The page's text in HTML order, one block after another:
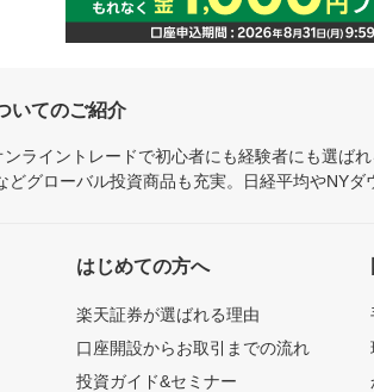
いてのご紹介
ライントレードで初心者にも経験者にも選ば
グローバル投資商品も充実。日経平均やNYダ
はじめての方へ
楽天証券が選ばれる理由
口座開設からお取引までの流れ
投資ガイド&セミナー